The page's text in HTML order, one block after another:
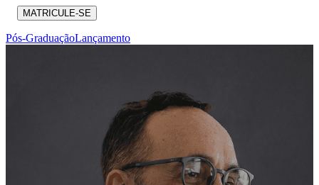
MATRICULE-SE
Pós-GraduaçãoLançamento